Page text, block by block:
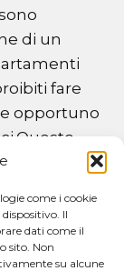
come i cookie
Il
dati come il
sito. Non
su alcune
di un
fare
opportuno
sono le
potrebbe
di